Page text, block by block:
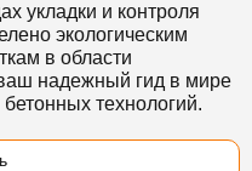
укладки и контроля
экологическим
в области
надежный гид в мире
технологий.